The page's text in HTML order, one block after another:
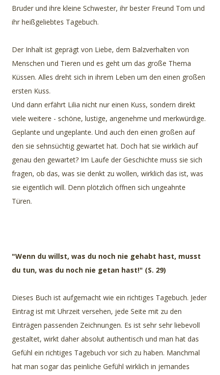
Bruder und ihre kleine Schwester, ihr bester Freund Tom und
ihr heißgeliebtes Tagebuch.
Der Inhalt ist geprägt von Liebe, dem Balzverhalten von
Menschen und Tieren und es geht um das große Thema
Küssen. Alles dreht sich in ihrem Leben um den einen großen
ersten Kuss.
Und dann erfährt Lilia nicht nur einen Kuss, sondern direkt
viele weitere - schöne, lustige, angenehme und merkwürdige.
Geplante und ungeplante. Und auch den einen großen auf
den sie sehnsüchtig gewartet hat. Doch hat sie wirklich auf
genau den gewartet? Im Laufe der Geschichte muss sie sich
fragen, ob das, was sie denkt zu wollen, wirklich das ist, was
sie eigentlich will. Denn plötzlich öffnen sich ungeahnte
Türen.
"Wenn du willst, was du noch nie gehabt hast, musst
du tun, was du noch nie getan hast!" (S. 29)
Dieses Buch ist aufgemacht wie ein richtiges Tagebuch. Jeder
Eintrag ist mit Uhrzeit versehen, jede Seite mit zu den
Einträgen passenden Zeichnungen. Es ist sehr sehr liebevoll
gestaltet, wirkt daher absolut authentisch und man hat das
Gefühl ein richtiges Tagebuch vor sich zu haben. Manchmal
hat man sogar das peinliche Gefühl wirklich in jemandes